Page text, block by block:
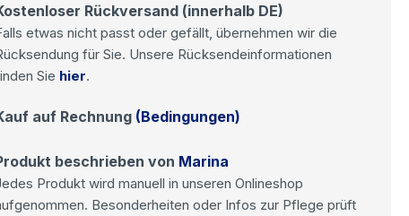
Rückversand (innerhalb DE)
etwas nicht passt oder gefällt, übernehmen wir die
für Sie. Unsere Rücksendeinformationen
Sie hier.
auf Rechnung (Bedingungen)
beschrieben von Marina
Produkt wird manuell in unseren Onlineshop
Besonderheiten oder Infos zur Pflege prüft